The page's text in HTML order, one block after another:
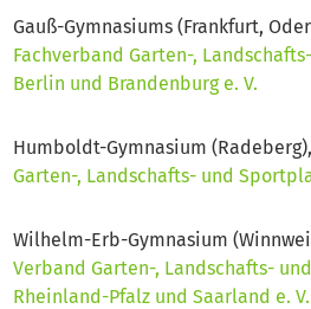
Gauß-Gymnasiums (Frankfurt,
Fachverband Garten-,
Berlin und Brandenburg e. V.
Humboldt-Gymnasium
Garten-, Landschafts- und
Wilhelm-Erb-Gymnasium
Verband Garten-, Landschafts-
Rheinland-Pfalz und Saarland e. V.